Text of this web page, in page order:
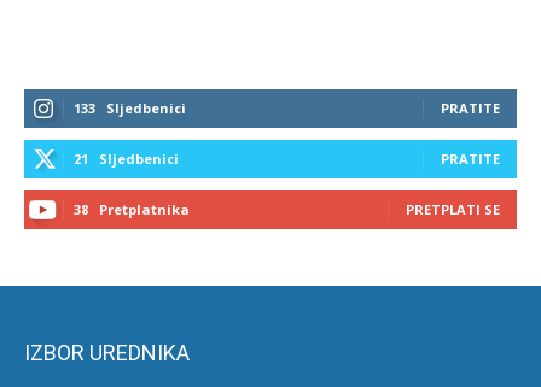
133 Sljedbenici PRATITE
21 Sljedbenici PRATITE
38 Pretplatnika PRETPLATI SE
IZBOR UREDNIKA